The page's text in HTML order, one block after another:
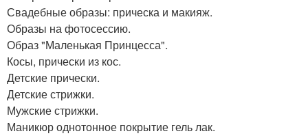
Свадебные образы: прическа и макияж.
Образы на фотосессию.
Образ "Маленькая Принцесса".
Косы, прически из кос.
Детские прически.
Детские стрижки.
Мужские стрижки.
Маникюр однотонное покрытие гель лак.